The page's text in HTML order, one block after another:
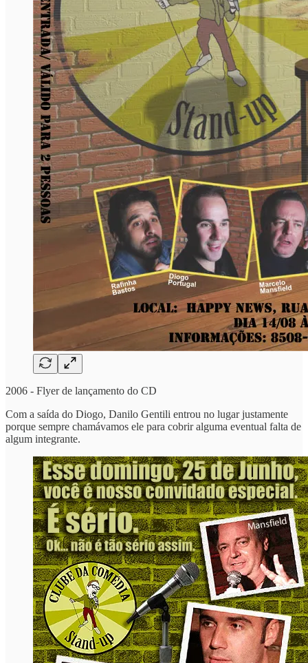
2006 - Flyer de lançamento do CD
Com a saída do Diogo, Danilo Gentili entrou no lugar justamente
porque sempre chamávamos ele para cobrir alguma eventual falta de
algum integrante.